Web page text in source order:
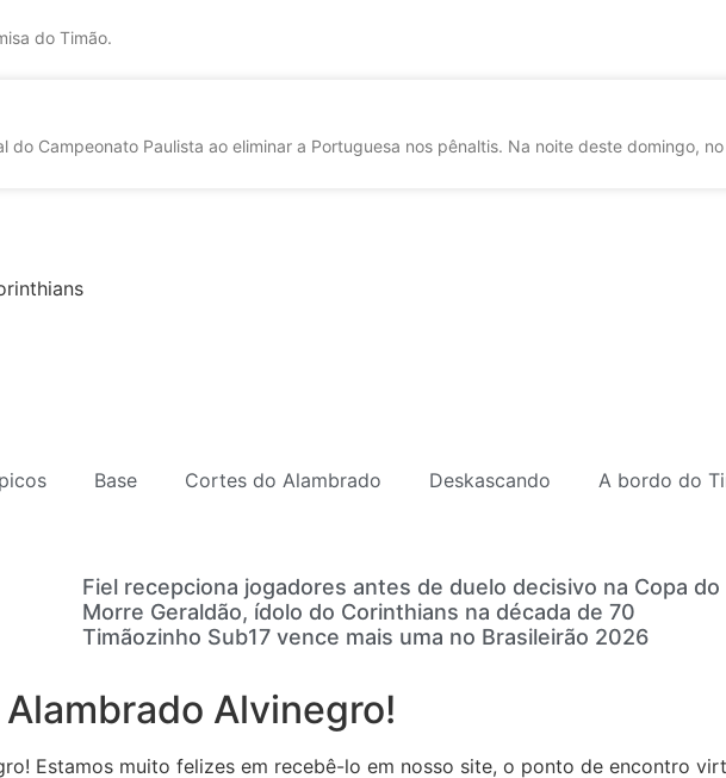
do Timão.
do Campeonato Paulista ao eliminar a Portuguesa nos pênaltis. Na noite deste domingo,
Base Cortes do Alambrado Deskascando A bordo do
Fiel recepciona jogadores antes de duelo decisivo na Copa do
Morre Geraldão, ídolo do Corinthians na década de 70
Timãozinho Sub17 vence mais uma no Brasileirão 2026
Alvinegro!
Estamos muito felizes em recebê-lo em nosso site, o ponto de encontro